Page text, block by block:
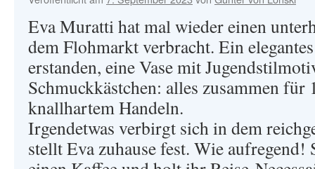
Eva Muratti hat mal wieder einen
dem Flohmarkt verbracht. Ein
erstanden, eine Vase mit
Schmuckkästchen: alles zusammen für
knallhartem Handeln.
Irgendetwas verbirgt sich in dem
stellt Eva zuhause fest. Wie aufregend!